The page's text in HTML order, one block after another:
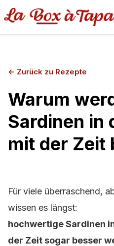
← Zurück zu Rezepte
Warum
Sardinen in
mit der Zeit
Für viele überraschend,
wissen es längst:
hochwertige Sardinen
der Zeit sogar besser